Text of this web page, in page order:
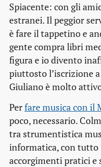
Spiacente: con gli
estranei. Il peggior
è fare il tappetino e
gente compra libri
figura e io divento
piuttosto l’iscrizione a
Giuliano è molto
Perfare musica con il
poco, necessario.
tra strumentistica
informatica, con tutto
accorgimenti pratici e